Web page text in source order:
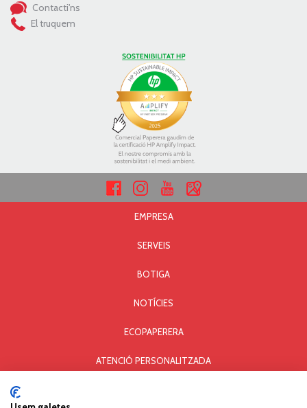
Contacti'ns
El truquem
EMPRESA
SERVEIS
BOTIGA
NOTÍCIES
ECOPAPERERA
ATENCIÓ PERSONALITZADA